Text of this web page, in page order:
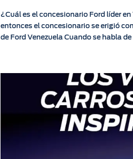
¿Cuál es el concesionario Ford líder
entonces el concesionario se erigió
de Ford Venezuela Cuando se habla de